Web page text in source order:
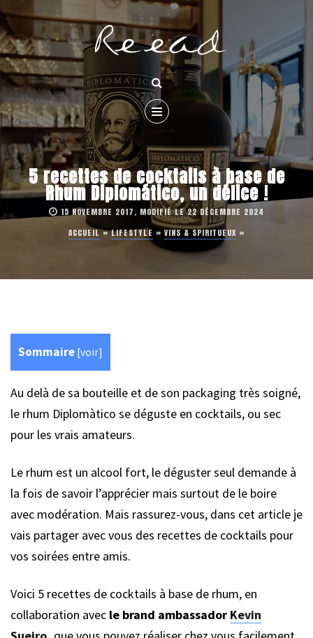
5 recettes de cocktails à base de
Rhum Diplomático, un délice !
15 NOVEMBRE 2017, MODIFIÉ LE 22 DÉCEMBRE 2024
ACCUEIL»LIFESTYLE » VINS & SPIRITUEUX »
Sommaire [voir]
Au delà de sa bouteille et de son packaging très soigné,
le rhum Diplomàtico se déguste en cocktails, ou sec
pour les vrais amateurs.
Le rhum est un alcool fort, le déguster seul demande à
la fois de savoir l’apprécier mais surtout de le boire
avec modération. Mais rassurez-vous, dans cet article je
vais partager avec vous des recettes de cocktails pour
vos soirées entre amis.
Voici 5 recettes de cocktails à base de rhum, en
collaboration avec le brand ambassador Kevin